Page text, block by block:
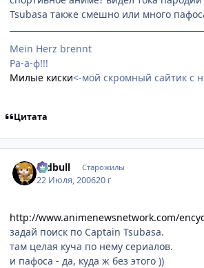
Tsubasa также смешно или много
Mein Herz brennt
Ра-а-ф!!!
Милые киски<-мой скромный сайтик с
Цитата
redbull Старожилы
22 Июля, 200620 г
http://www.animenewsnetwork.com/
задай поиск по Captain Tsubasa.
там целая куча по нему сериалов.
и пафоса - да, куда ж без этого ))